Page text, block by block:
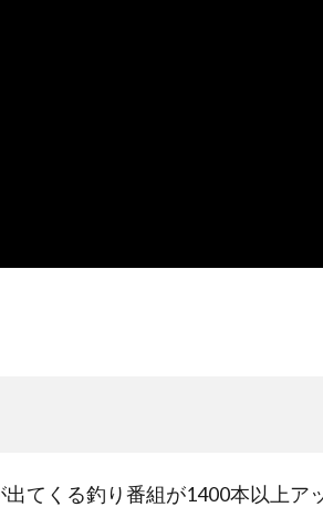
てくる釣り番組が1400本以上ア